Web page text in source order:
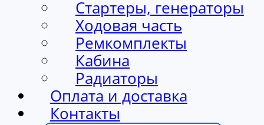
Стартеры, генераторы
Ходовая часть
Ремкомплекты
Кабина
Радиаторы
Оплата и доставка
Контакты